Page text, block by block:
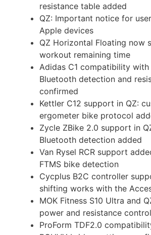
resistance table added
QZ: Important notice for
Apple devices
QZ Horizontal Floating now
workout remaining time
Adidas C1 compatibility with
Bluetooth detection and
confirmed
Kettler C12 support in QZ:
ergometer bike protocol
Zycle ZBike 2.0 support in
Bluetooth detection added
Van Rysel RCR support
FTMS bike detection
Cycplus B2C controller
shifting works with the
MOK Fitness S10 Ultra and
power and resistance
ProForm TDF2.0